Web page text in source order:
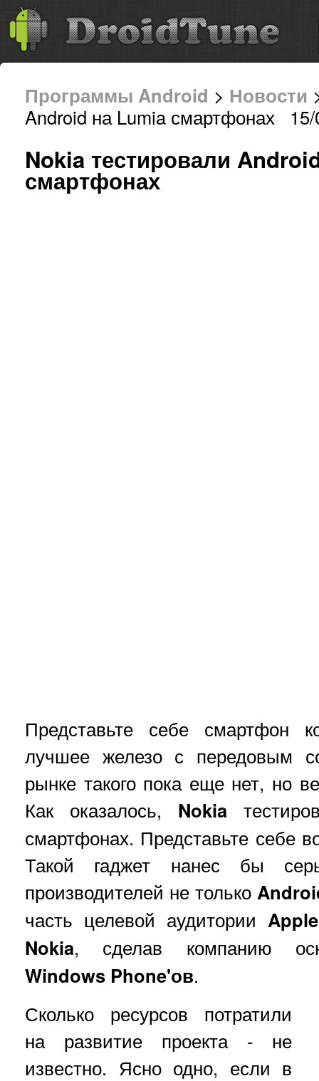
Программы Android > Новости
Android на Lumia смартфонах 15/
Nokia тестировали
смартфонах
Представьте себе смартфон
лучшее железо с передовым
рынке такого пока еще нет, но
Как оказалось, Nokia
смартфонах. Представьте себе
Такой гаджет нанес бы
производителей не только
часть целевой аудитории Apple
Nokia, сделав компанию
Windows Phone'ов.
Сколько ресурсов потратили
на развитие проекта - не
известно. Ясно одно, если в